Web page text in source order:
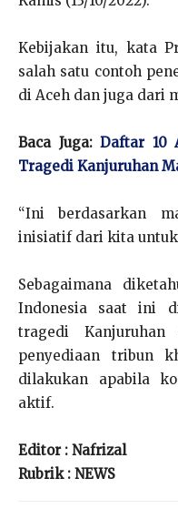
Kebijakan itu, kata
salah satu contoh
di Aceh dan juga dari
Baca Juga:Daftar 10
Tragedi Kanjuruhan
“Ini berdasarkan
inisiatif dari kita untuk
Sebagaimana
Indonesia saat ini
tragedi Kanjuruhan
penyediaan tribun
dilakukan apabila
aktif.
Editor : Nafrizal
Rubrik : NEWS